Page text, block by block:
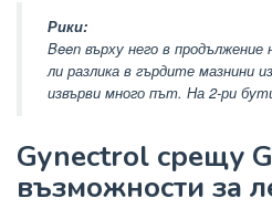
Рики:
Been върху него в продължение
ли разлика в гърдите мазнини
извърви много път. На 2-ри
Gynectrol срещу
възможности за